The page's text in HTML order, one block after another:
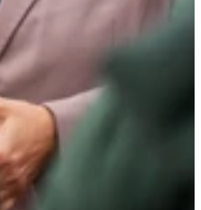
BB-Infras
AG
HENGE